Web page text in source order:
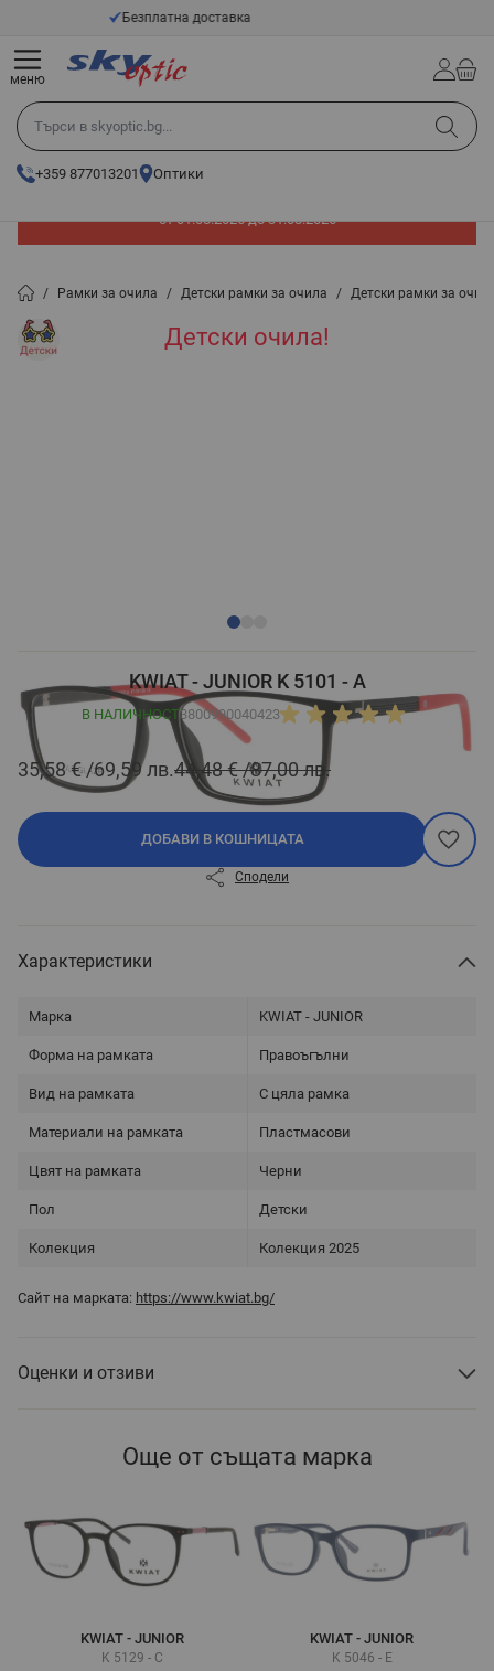
Прескачане към съдържанието
Търси в skyoptic.bg...
+359 877013201 Оптики
меню
от 01.08.2026 до 31.08.2026
/ Рамки за очила / Детски рамки за очила / Детски рамки за
Детски очила!
KWIAT - JUNIOR K 5101 - A
В НАЛИЧНОСТ3800990040423
44,48 € 87,00 лв.
35,58 € 69,59 лв.
ДОБАВИ В КОШНИЦАТА
Сподели
Характеристики
Марка KWIAT - JUNIOR
Форма на рамката Правоъгълни
Вид на рамката С цяла рамка
Материали на рамката Пластмасови
Цвят на рамката Черни
Пол Детски
Колекция Колекция 2025
Сайт на марката: https://www.kwiat.bg/
Оценки и отзиви
Още от същата марка
KWIAT - JUNIOR
K 5129 - C
KWIAT - JUNIOR
K 5046 - E